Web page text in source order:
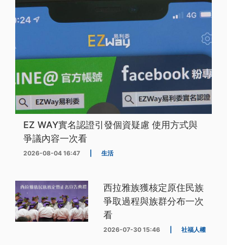
EZ WAY實名認證引發個資疑慮 使用方式與
爭議內容一次看
2026-08-04 16:47 生活
西拉雅族獲核定原住民族
爭取過程與族群分布一次
看
2026-07-30 15:46 社福人權